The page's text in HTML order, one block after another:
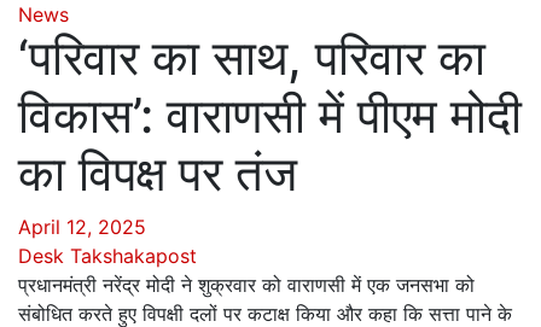
News
‘परिवार का साथ, परिवार का
विकास’: वाराणसी में पीएम मोदी
का विपक्ष पर तंज
April 12, 2025
Desk Takshakapost
प्रधानमंत्री नरेंद्र मोदी ने शुक्रवार को वाराणसी में एक जनसभा को
संबोधित करते हुए विपक्षी दलों पर कटाक्ष किया और कहा कि सत्ता पाने के